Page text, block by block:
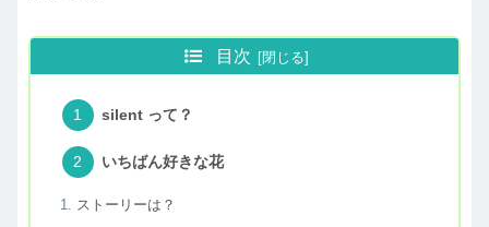
目次
silent って？
いちばん好きな花
ストーリーは？